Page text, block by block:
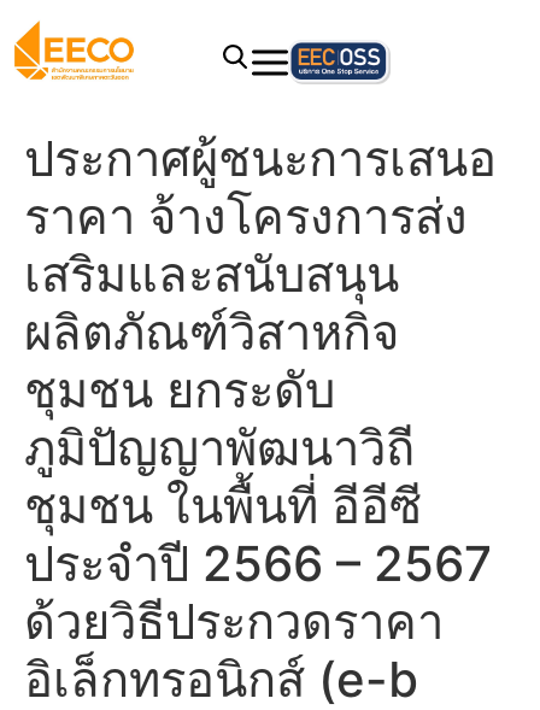
ประกาศผู้ชนะการเสนอ
ราคา จ้างโครงการส่ง
เสริมและสนับสนุน
ผลิตภัณฑ์วิสาหกิจ
ชุมชน ยกระดับ
ภูมิปัญญาพัฒนาวิถี
ชุมชน ในพื้นที่ อีอีซี
ประจำปี 2566 – 2567
ด้วยวิธีประกวดราคา
อิเล็กทรอนิกส์ (e-b